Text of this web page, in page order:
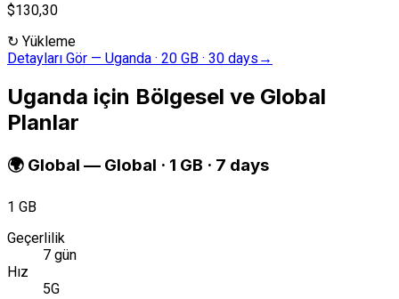
$130,30
↻ Yükleme
Detayları Gör — Uganda · 20 GB · 30 days →
Uganda için Bölgesel ve Global
Planlar
🌍 Global — Global · 1 GB · 7 days
1 GB
Geçerlilik
7 gün
Hız
5G